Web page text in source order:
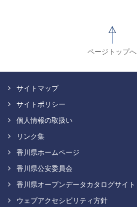
ページトップへ
サイトマップ
サイトポリシー
個人情報の取扱い
リンク集
香川県ホームページ
香川県公安委員会
香川県オープンデータカタログサイト
ウェブアクセシビリティ方針